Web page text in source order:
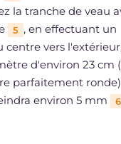
la tranche de veau
5 , en effectuant un
vers
d'environ 23 cm
parfaitement
environ 5 mm
6